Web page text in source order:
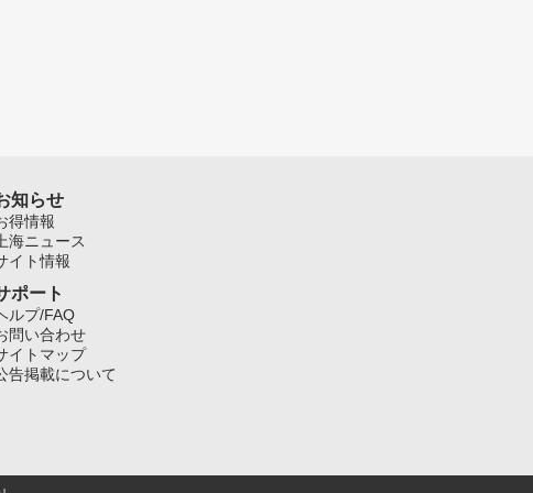
知らせ
得情報
上海ニュース
イト情報
ポート
ルプ/FAQ
問い合わせ
イトマップ
告掲載について